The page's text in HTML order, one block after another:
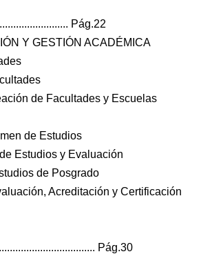
Pág.22
Y GESTIÓN ACADÉMICA
de Facultades y Escuelas
de Estudios
Estudios y Evaluación
de Posgrado
Acreditación y Certificación
Pág.30